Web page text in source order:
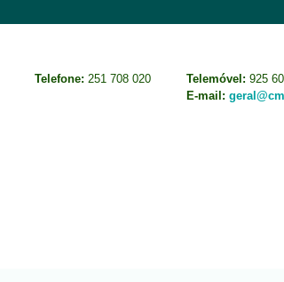
Telefone: 251 708 020 Telemóvel: 925
E-mail: